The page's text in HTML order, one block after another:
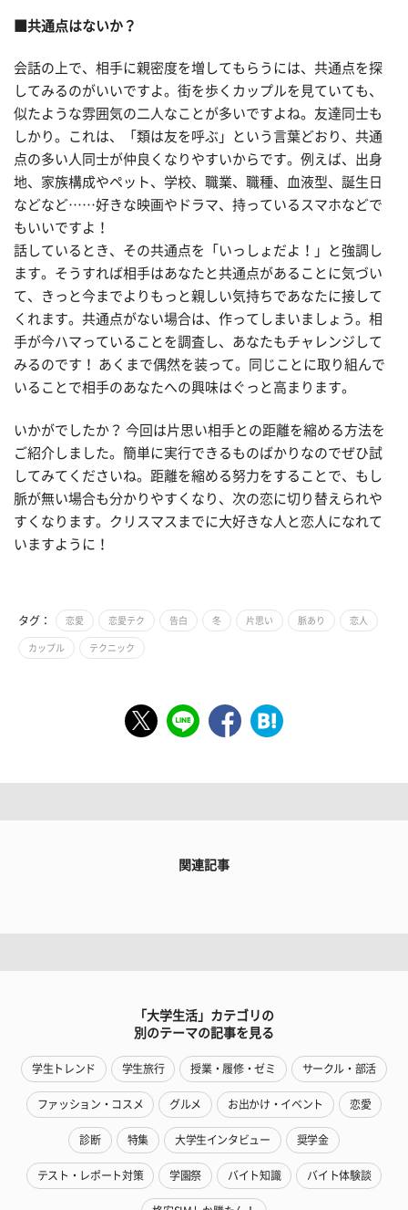
■共通点はないか？
会話の上で、相手に親密度を増してもらうには、共通点を探
してみるのがいいですよ。街を歩くカップルを見ていても、
似たような雰囲気の二人なことが多いですよね。友達同士も
しかり。これは、「類は友を呼ぶ」という言葉どおり、共通
点の多い人同士が仲良くなりやすいからです。例えば、出身
地、家族構成やペット、学校、職業、職種、血液型、誕生日
などなど……好きな映画やドラマ、持っているスマホなどで
もいいですよ！
話しているとき、その共通点を「いっしょだよ！」と強調し
ます。そうすれば相手はあなたと共通点があることに気づい
て、きっと今までよりもっと親しい気持ちであなたに接して
くれます。共通点がない場合は、作ってしまいましょう。相
手が今ハマっていることを調査し、あなたもチャレンジして
みるのです！ あくまで偶然を装って。同じことに取り組んで
いることで相手のあなたへの興味はぐっと高まります。
いかがでしたか？ 今回は片思い相手との距離を縮める方法を
ご紹介しました。簡単に実行できるものばかりなのでぜひ試
してみてくださいね。距離を縮める努力をすることで、もし
脈が無い場合も分かりやすくなり、次の恋に切り替えられや
すくなります。クリスマスまでに大好きな人と恋人になれて
いますように！
タグ： 恋愛 恋愛テク 告白 冬 片思い 脈あり 恋人
カップル テクニック
関連記事
「大学生活」カテゴリの
別のテーマの記事を見る
学生トレンド 学生旅行 授業・履修・ゼミ サークル・部活
ファッション・コスメ グルメ お出かけ・イベント 恋愛
診断 特集 大学生インタビュー 奨学金
テスト・レポート対策 学園祭 バイト知識 バイト体験談